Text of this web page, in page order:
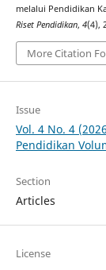
melalui Pendidikan
Riset Pendidikan, 4(4),
More Citation
Issue
Vol. 4 No. 4
Pendidikan
Section
Articles
License